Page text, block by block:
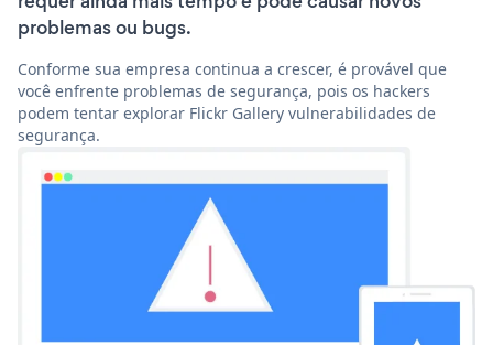
problemas ou bugs.
Conforme sua empresa continua a crescer, é provável que
você enfrente problemas de segurança, pois os hackers
podem tentar explorar Flickr Gallery vulnerabilidades de
segurança.